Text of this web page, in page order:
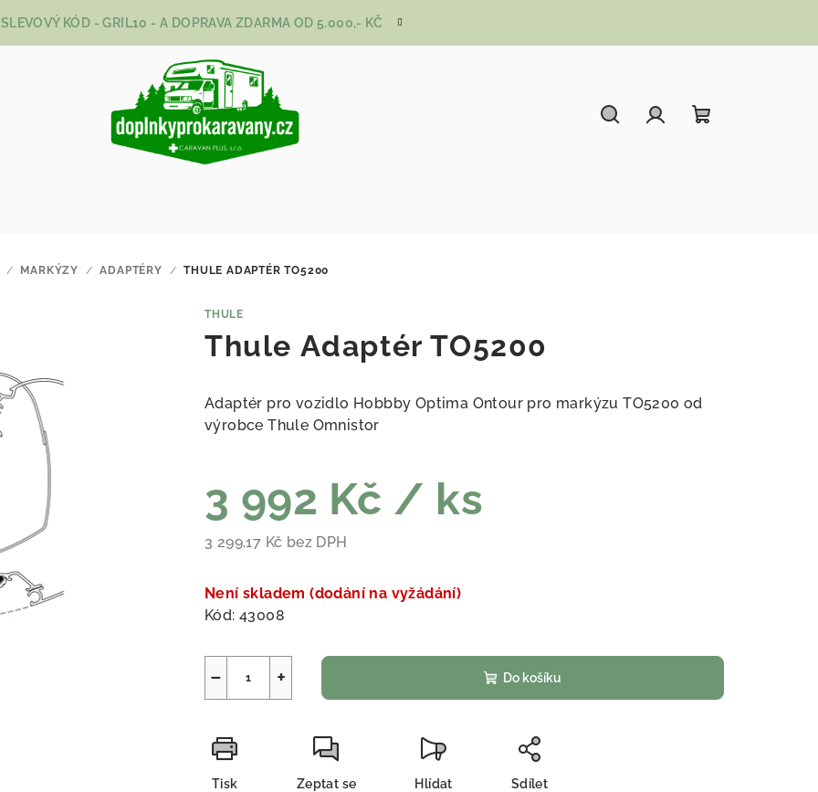
SLEVOVÝ KÓD - GRIL10 - A DOPRAVA ZDARMA OD 5.000,- KČ
/ MARKÝZY / ADAPTÉRY / THULE ADAPTÉR TO5200
THULE
Thule Adaptér TO5200
Adaptér pro vozidlo Hobbby Optima Ontour pro markýzu TO5200 od
výrobce Thule Omnistor
3 992 Kč / ks
3 299,17 Kč bez DPH
Není skladem (dodání na vyžádání)
Kód: 43008
+
− Do košíku
Tisk Zeptat se Hlídat Sdílet